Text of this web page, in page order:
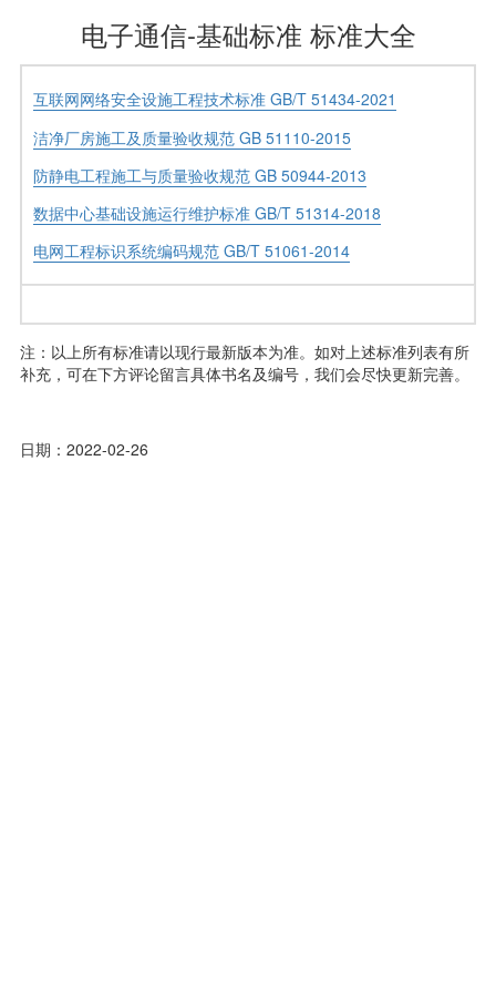
电子通信-基础标准 标准大全
互联网网络安全设施工程技术标准 GB/T 51434-2021
洁净厂房施工及质量验收规范 GB 51110-2015
防静电工程施工与质量验收规范 GB 50944-2013
数据中心基础设施运行维护标准 GB/T 51314-2018
电网工程标识系统编码规范 GB/T 51061-2014
注：以上所有标准请以现行最新版本为准。如对上述标准列表有所
补充，可在下方评论留言具体书名及编号，我们会尽快更新完善。
日期：2022-02-26